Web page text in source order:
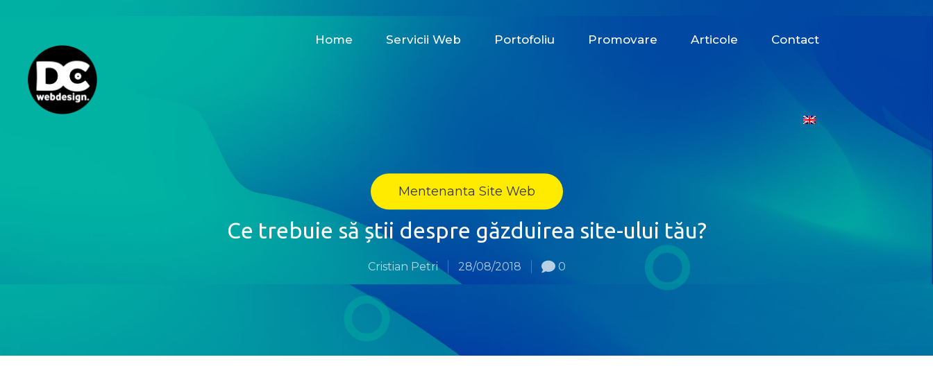
Home Servicii Web Portofoliu Promovare Articole Contact
Mentenanta Site Web
Ce trebuie să știi despre găzduirea site-ului tău?
Cristian Petri 28/08/2018 0